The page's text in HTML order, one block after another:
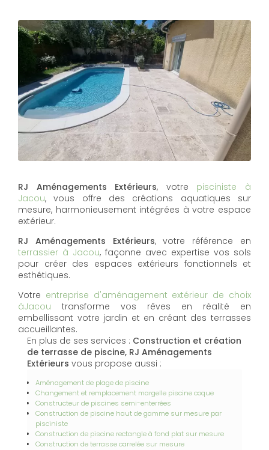
RJ Aménagements Extérieurs, votre pisciniste à
Jacou, vous offre des créations aquatiques sur
mesure, harmonieusement intégrées à votre espace
extérieur.
RJ Aménagements Extérieurs, votre référence en
terrassier à Jacou, façonne avec expertise vos sols
pour créer des espaces extérieurs fonctionnels et
esthétiques.
Votre entreprise d'aménagement extérieur de choix
àJacou transforme vos rêves en réalité en
embellissant votre jardin et en créant des terrasses
accueillantes.
En plus de ses services : Construction et création
de terrasse de piscine, RJ Aménagements
Extérieurs vous propose aussi :
Aménagement de plage de piscine
Changement et remplacement margelle piscine coque
Constructeur de piscines semi-enterrées
Construction de piscine haut de gamme sur mesure par
pisciniste
Construction de piscine rectangle à fond plat sur mesure
Construction de terrasse carrelée sur mesure